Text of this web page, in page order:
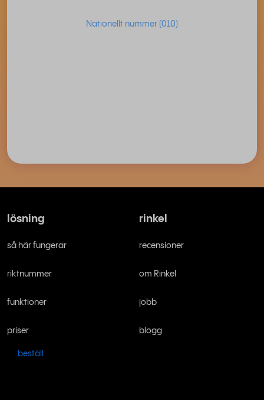
Nationellt nummer (010)
lösning
så här fungerar
riktnummer
funktioner
priser
beställ
rinkel
recensioner
om Rinkel
jobb
blogg